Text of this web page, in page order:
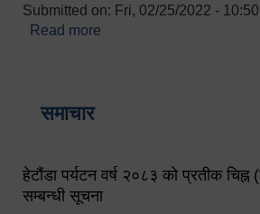
Submitted on: Fri, 02/25/2022 - 10:50
Read more
समाचार
हेटौंडा पर्यटन वर्ष २०८३ को प्रतीक चिह्न
सम्बन्धी सूचना